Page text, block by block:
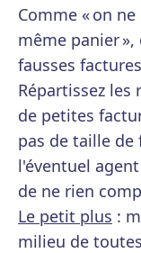
Comme « on
même panier
fausses
Répartissez
de petites
pas de taille
l'éventuel
de ne rien
Le petit plus :
milieu de